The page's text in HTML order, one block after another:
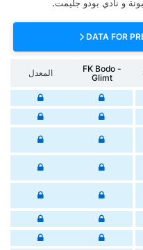
و نادي بودو جليمت.
DATA FOR
FK Bodo -
Glimt
المعدل